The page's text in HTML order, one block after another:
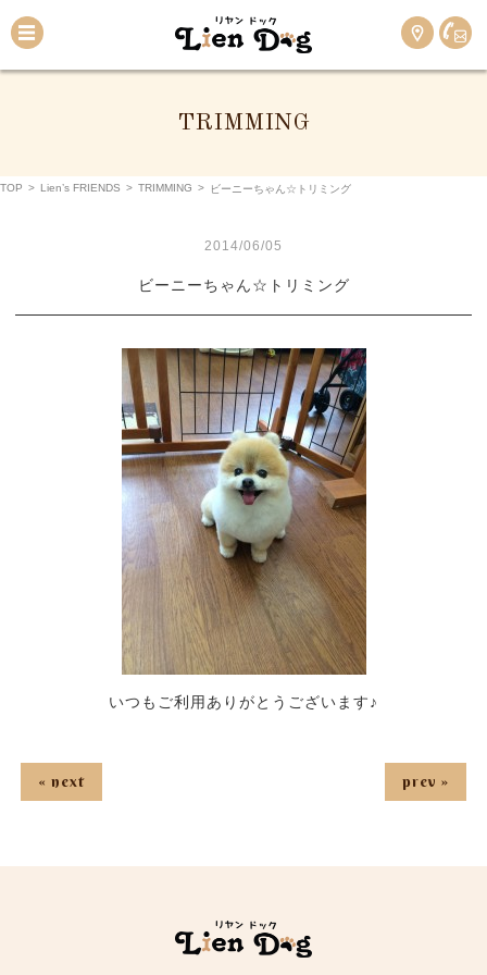
TRIMMING
TOP > Lien’s FRIENDS > TRIMMING > ビーニーちゃん☆トリミング
2014/06/05
ビーニーちゃん☆トリミング
いつもご利用ありがとうございます♪
« next prev »